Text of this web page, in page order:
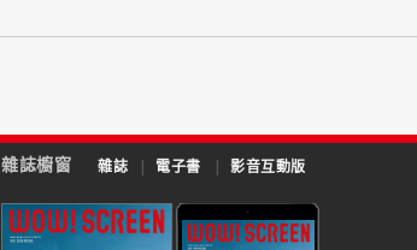
雜誌櫥窗 雜誌 | 電子書 | 影音互動版